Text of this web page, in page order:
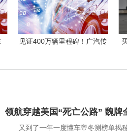
见证400万辆里程碑！广汽传
领航穿越美国“死亡公路” 魏牌
又到了一年一度懂车帝冬测榜单揭